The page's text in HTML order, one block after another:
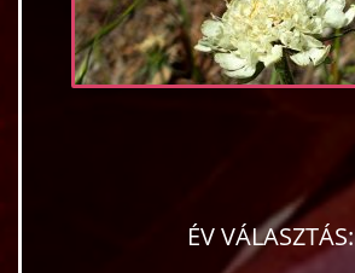
ÉV VÁLASZTÁS: